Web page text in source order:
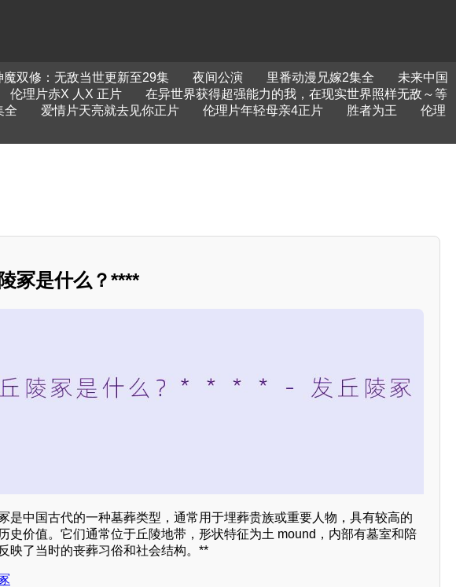
魔双修：无敌当世更新至29集 夜间公演 里番动漫兄嫁2集全
未来中国
伦理片赤X 人X 正片
在异世界获得超强能力的我，在现实世界照样无敌～等
全 爱情片天亮就去见你正片 伦理片年轻母亲4正片 胜者为王
伦理
冢是什么？****
是中国古代的一种墓葬类型，通常用于埋葬贵族或重要人物，具有较高的
史价值。它们通常位于丘陵地带，形状特征为土 mound，内部有墓室和陪
映了当时的丧葬习俗和社会结构。**